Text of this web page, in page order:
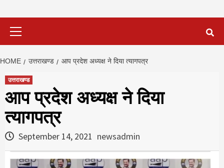
HOME उत्तराखण्ड आप प्रदेश अध्यक्ष ने दिया त्यागपत्र
उत्तराखण्ड
आप प्रदेश अध्यक्ष ने दिया
त्यागपत्र
September 14, 2021 newsadmin